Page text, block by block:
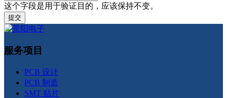
这个字段是用于验证目的，应该保持不变。
服务项目
PCB 设计
PCB 制造
SMT 贴片